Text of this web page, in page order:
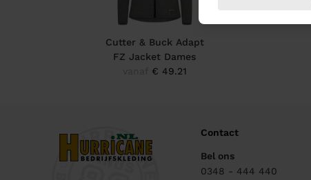
Cutter & Buck Adapt
FZ Jacket Dames
€ 49.21
Contact
Bel ons
0348 - 444 440